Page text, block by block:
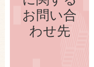
お問い合
わせ先